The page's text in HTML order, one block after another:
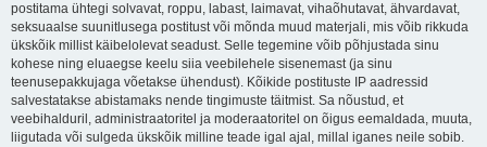
postitama ühtegi solvavat, roppu, labast, laimavat, vihaõhutavat, ähvardavat,
seksuaalse suunitlusega postitust või mõnda muud materjali, mis võib rikkuda
ükskõik millist käibelolevat seadust. Selle tegemine võib põhjustada sinu
kohese ning eluaegse keelu siia veebilehele sisenemast (ja sinu
teenusepakkujaga võetakse ühendust). Kõikide postituste IP aadressid
salvestatakse abistamaks nende tingimuste täitmist. Sa nõustud, et
veebihalduril, administraatoritel ja moderaatoritel on õigus eemaldada, muuta,
liigutada või sulgeda ükskõik milline teade igal ajal, millal iganes neile sobib.